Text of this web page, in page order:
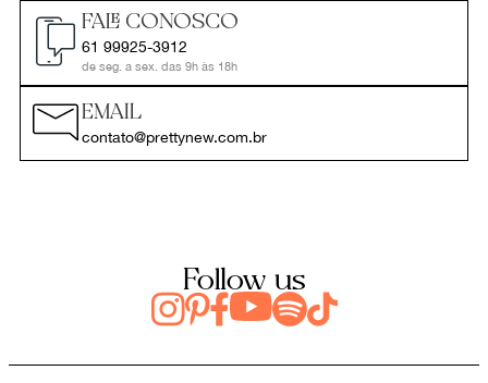
FALE CONOSCO
61 99925-3912
de seg. a sex. das 9h às 18h
EMAIL
contato@prettynew.com.br
Follow us